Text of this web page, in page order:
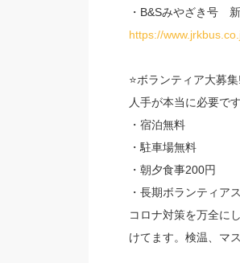
・B&Sみやざき号
https://
⭐️ボランティア大募
人手が本当に必要です
・宿泊無料
・駐車場無料
・朝夕食事200円
・長期ボランティア
コロナ対策を万全に
けてます。検温、マ